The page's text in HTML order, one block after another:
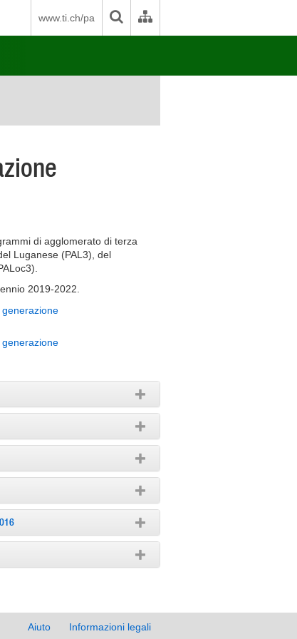
www.ti.ch/pa
di agglomerato di terza
Luganese (PAL3), del
2019-2022.
Aiuto Informazioni legali